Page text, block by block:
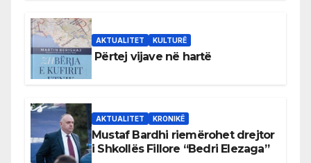
AKTUALITET KULTURË
Përtej vijave në hartë
AKTUALITET KRONIKË
Mustaf Bardhi riemërohet drejtor
i Shkollës Fillore “Bedri Elezaga”